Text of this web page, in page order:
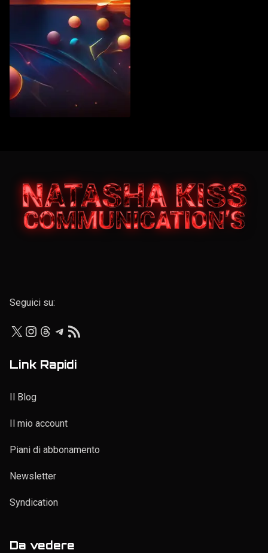
Elenco personale
Seguici su:
X Instagram
Threads
Telegram
Link Rapidi
Il Blog
Il mio account
Piani di abbonamento
Newsletter
Syndication
Da vedere